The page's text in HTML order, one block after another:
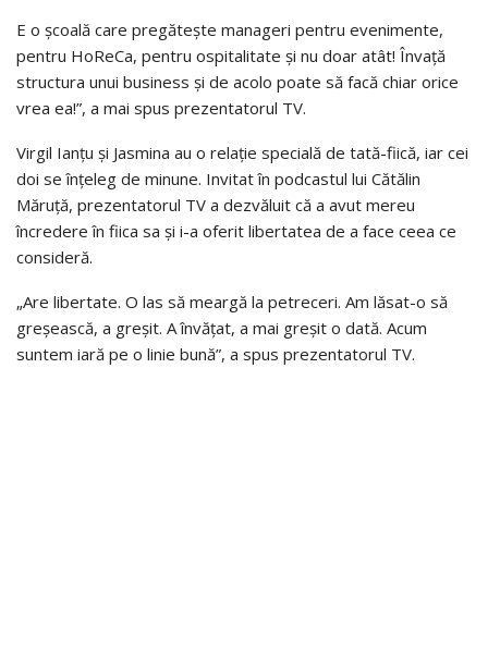
E o școală care pregătește manageri pentru evenimente,
pentru HoReCa, pentru ospitalitate și nu doar atât! Învață
structura unui business și de acolo poate să facă chiar orice
vrea ea!”, a mai spus prezentatorul TV.
Virgil Ianțu și Jasmina au o relație specială de tată-fiică, iar cei
doi se înțeleg de minune. Invitat în podcastul lui Cătălin
Măruță, prezentatorul TV a dezvăluit că a avut mereu
încredere în fiica sa și i-a oferit libertatea de a face ceea ce
consideră.
„Are libertate. O las să meargă la petreceri. Am lăsat-o să
greșească, a greșit. A învățat, a mai greșit o dată. Acum
suntem iară pe o linie bună”, a spus prezentatorul TV.